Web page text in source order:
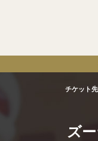
チケット
ズ